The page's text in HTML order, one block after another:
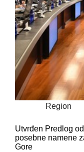
Region
Utvrđen Predlog
posebne namene
Gore